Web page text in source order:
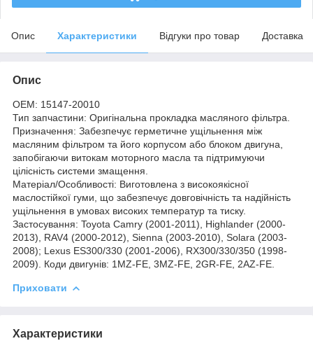
Опис Характеристики Відгуки про товар Доставка
Опис
OEM: 15147-20010
Тип запчастини: Оригінальна прокладка масляного фільтра.
Призначення: Забезпечує герметичне ущільнення між
масляним фільтром та його корпусом або блоком двигуна,
запобігаючи витокам моторного масла та підтримуючи
цілісність системи змащення.
Матеріал/Особливості: Виготовлена з високоякісної
маслостійкої гуми, що забезпечує довговічність та надійність
ущільнення в умовах високих температур та тиску.
Застосування: Toyota Camry (2001-2011), Highlander (2000-
2013), RAV4 (2000-2012), Sienna (2003-2010), Solara (2003-
2008); Lexus ES300/330 (2001-2006), RX300/330/350 (1998-
2009). Коди двигунів: 1MZ-FE, 3MZ-FE, 2GR-FE, 2AZ-FE.
Приховати
Характеристики